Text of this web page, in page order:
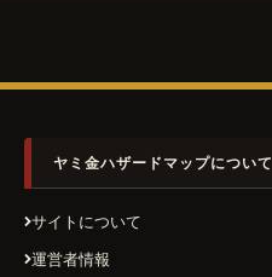
ヤミ金ハザードマップについて
サイトについて
運営者情報